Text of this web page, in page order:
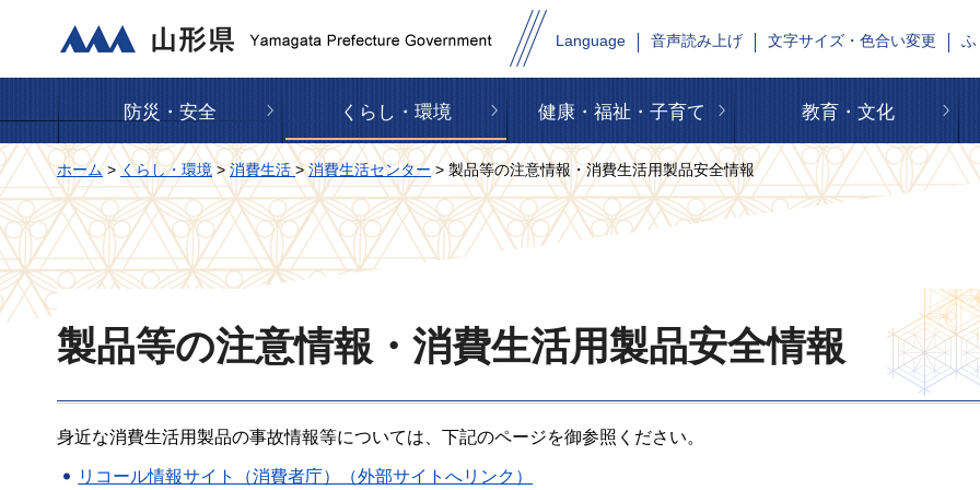
山形県 Language 音声読み上げ 文字サイズ・色合い変更 ふ
防災・安全 くらし・環境 健康・福祉・子育て 教育・文化
ホーム>くらし・環境 >消費生活>消費生活センター> 製品等の注意情報・消費生活用製品安全情報
製品等の注意情報・消費生活用製品安全情報
身近な消費生活用製品の事故情報等については、下記のページを御参照ください。
リコール情報サイト（消費者庁）（外部サイトへリンク）